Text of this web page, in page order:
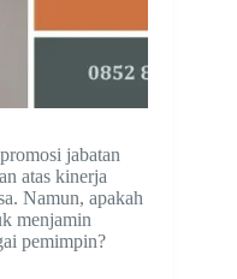
jabatan
atas kinerja
Namun, apakah
menjamin
pemimpin?